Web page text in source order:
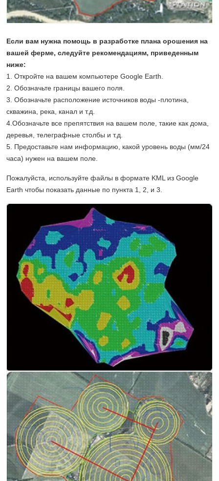
Если вам нужна помощь в разработке плана орошения на
вашей ферме, следуйте рекомендациям, приведенным
ниже:
1. Откройте на вашем компьютере Google Earth.
2. Обозначьте границы вашего поля.
3. Обозначьте расположение источников воды -плотина,
скважина, река, канал и т.д.
4.Обозначьте все препятствия на вашем поле, такие как дома,
деревья, телеграфные столбы и т.д.
5. Предоставьте нам информацию, какой уровень воды (мм/24
часа) нужен на вашем поле.
Пожалуйста, используйте файлы в формате KML из Google
Earth чтобы показать данные по пункта 1, 2, и 3.